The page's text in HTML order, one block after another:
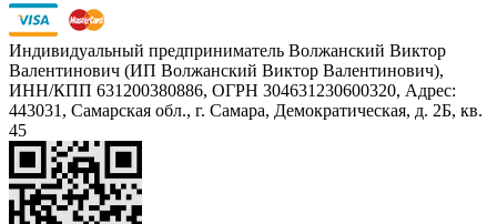
Индивидуальный предприниматель Волжанский Виктор
Валентинович (ИП Волжанский Виктор Валентинович),
ИНН/КПП 631200380886, ОГРН 304631230600320, Адрес:
443031, Самарская обл., г. Самара, Демократическая, д. 2Б, кв.
45